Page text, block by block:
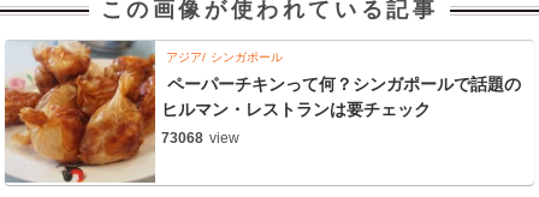
この画像が使われている記事
アジア シンガポール
ペーパーチキンって何？シンガポールで話題の
ヒルマン・レストランは要チェック
73068 view